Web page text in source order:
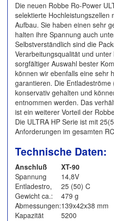
Die neuen Robbe Ro-Power
selektierte Hochleistungszellen
Aufbau. Sie haben einen sehr
halten ihre Spannung auch
Selbstverständlich sind die
Verarbeitungsqualität und
sorgfältiger Auswahl bester
können wir ebenfalls eine sehr
garantieren. Die
konservativ gehalten und
entnommen werden. Das
ist ein weiterer Vorteil der
Die ULTRA HP Serie ist mit
Anforderungen im gesamten
Technische Daten:
Anschluß
XT-90
Spannung
14,8V
Entladestro,
25 (50) C
Gewicht ca.:
479 g
Abmessungen:139x42x38 mm
Kapazität
5200